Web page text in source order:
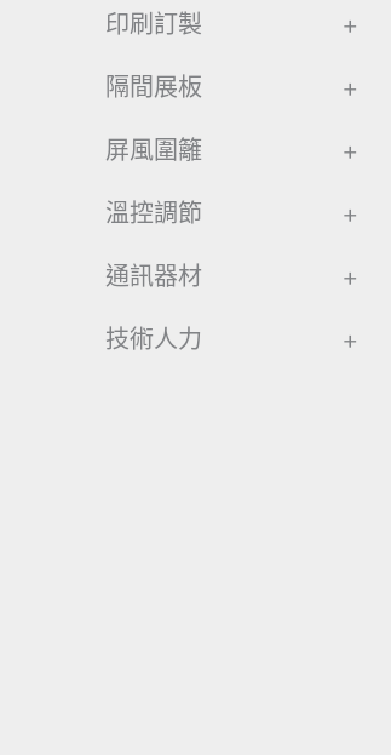
印刷訂製 +
隔間展板 +
屏風圍籬 +
溫控調節 +
通訊器材 +
技術人力 +